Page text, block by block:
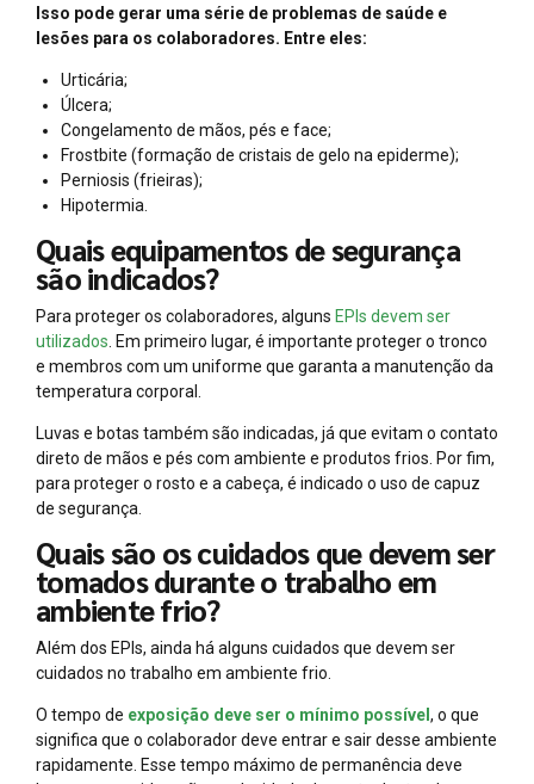
Isso pode gerar uma série de problemas de saúde e
lesões para os colaboradores. Entre eles:
Urticária;
Úlcera;
Congelamento de mãos, pés e face;
Frostbite (formação de cristais de gelo na epiderme);
Perniosis (frieiras);
Hipotermia.
Quais equipamentos de segurança
são indicados?
Para proteger os colaboradores, alguns EPIs devem ser
utilizados . Em primeiro lugar, é importante proteger o tronco
e membros com um uniforme que garanta a manutenção da
temperatura corporal.
Luvas e botas também são indicadas, já que evitam o contato
direto de mãos e pés com ambiente e produtos frios. Por fim,
para proteger o rosto e a cabeça, é indicado o uso de capuz
de segurança.
Quais são os cuidados que devem ser
tomados durante o trabalho em
ambiente frio?
Além dos EPIs, ainda há alguns cuidados que devem ser
cuidados no trabalho em ambiente frio.
O tempo de exposição deve ser o mínimo possível , o que
significa que o colaborador deve entrar e sair desse ambiente
rapidamente. Esse tempo máximo de permanência deve